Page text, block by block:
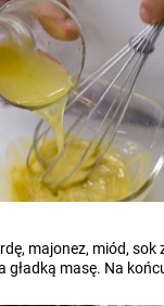
majonez, miód, sok
gładką masę. Na